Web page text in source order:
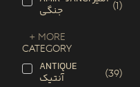
جنگی (1)
+ More
CATEGORY
ANTIQUE
آنتیک (39)